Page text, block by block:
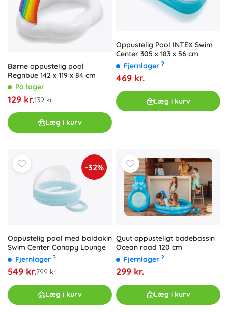
Børne oppustelig pool
Regnbue 142 x 119 x 84 cm
På lager
129 kr.139 kr.
Læg i kurv
Oppustelig Pool INTEX Swim
Center 305 x 183 x 56 cm
Fjernlager ?
469 kr.
Læg i kurv
-32%
Oppustelig pool med baldakin
Swim Center Canopy Lounge
Fjernlager ?
549 kr.799 kr.
Læg i kurv
Quut oppusteligt badebassin
Ocean road 120 cm
Fjernlager ?
299 kr.
Læg i kurv